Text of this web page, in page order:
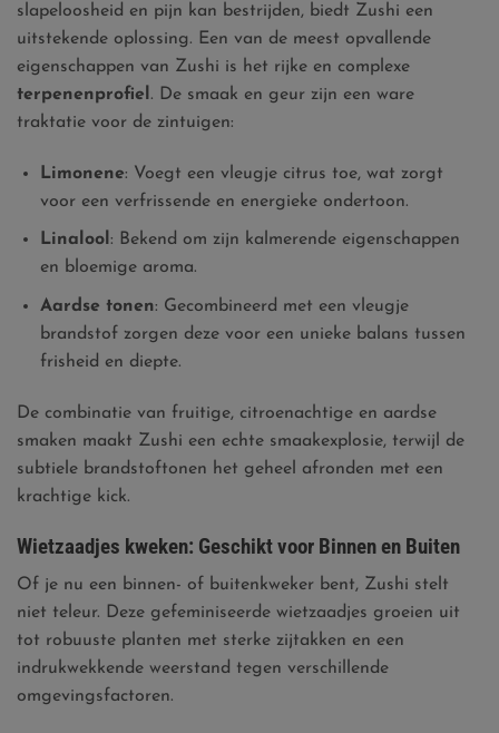
slapeloosheid en pijn kan bestrijden, biedt Zushi een
uitstekende oplossing. Een van de meest opvallende
eigenschappen van Zushi is het rijke en complexe
terpenenprofiel . De smaak en geur zijn een ware
traktatie voor de zintuigen:
Limonene: Voegt een vleugje citrus toe, wat zorgt
voor een verfrissende en energieke ondertoon.
Linalool : Bekend om zijn kalmerende eigenschappen
en bloemige aroma.
Aardse tonen: Gecombineerd met een vleugje
brandstof zorgen deze voor een unieke balans tussen
frisheid en diepte.
De combinatie van fruitige, citroenachtige en aardse
smaken maakt Zushi een echte smaakexplosie, terwijl de
subtiele brandstoftonen het geheel afronden met een
krachtige kick.
Wietzaadjes kweken: Geschikt voor Binnen en Buiten
Of je nu een binnen- of buitenkweker bent, Zushi stelt
niet teleur. Deze gefeminiseerde wietzaadjes groeien uit
tot robuuste planten met sterke zijtakken en een
indrukwekkende weerstand tegen verschillende
omgevingsfactoren.